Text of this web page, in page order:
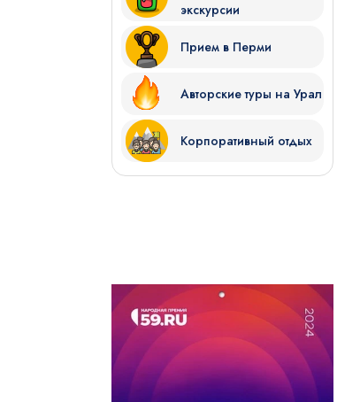
экскурсии
Прием в Перми
Авторские туры на Урал
Корпоративный отдых